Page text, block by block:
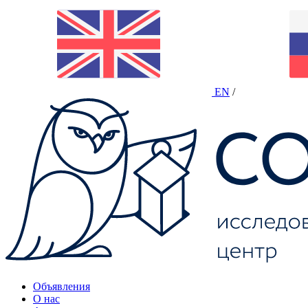
EN /
Объявления
О нас